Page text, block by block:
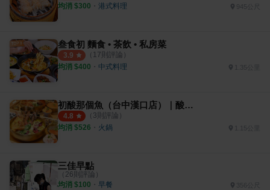
均消 $300 ・ 港式料理 945公尺
叁食初 麵食 • 茶飲 • 私房菜
3.9 （ 17則評論）
均消 $400 ・ 中式料理 1.35公里
初酸那個魚（台中漢口店）｜酸菜魚個人鍋專賣
4.8 （ 3則評論）
均消 $526 ・ 火鍋 1.15公里
三佳早點
（ 26則評論）
均消 $100 ・ 早餐 356公尺